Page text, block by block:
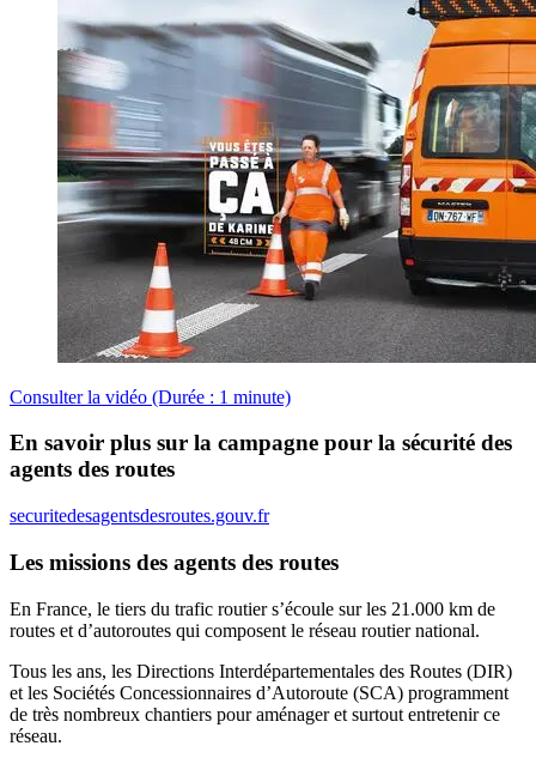
Consulter la vidéo (Durée : 1 minute)
En savoir plus sur la campagne pour la sécurité des
agents des routes
securitedesagentsdesroutes.gouv.fr
Les missions des agents des routes
En France, le tiers du trafic routier s’écoule sur les 21.000 km de
routes et d’autoroutes qui composent le réseau routier national.
Tous les ans, les Directions Interdépartementales des Routes (DIR)
et les Sociétés Concessionnaires d’Autoroute (SCA) programment
de très nombreux chantiers pour aménager et surtout entretenir ce
réseau.